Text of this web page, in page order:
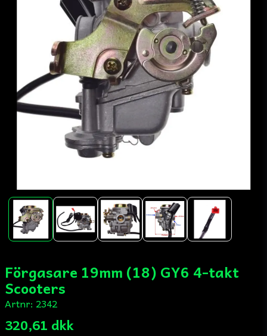
Förgasare 19mm (18) GY6 4-takt
Scooters
Artnr: 2342
320,61 dkk